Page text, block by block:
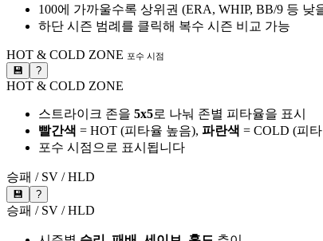
100에 가까울수록 상위권 (ERA, WHIP, BB/9 등
하단 시즌 범례를 클릭해 복수 시즌 비교 가능
HOT & COLD ZONE 포수 시점
💾 ?
HOT & COLD ZONE
스트라이크 존을 5x5로 나눠 존별 피타율을 표시
빨간색 = HOT (피타율 높음), 파란색 = COLD (피
포수 시점으로 표시됩니다
승패 / SV / HLD
💾 ?
승패 / SV / HLD